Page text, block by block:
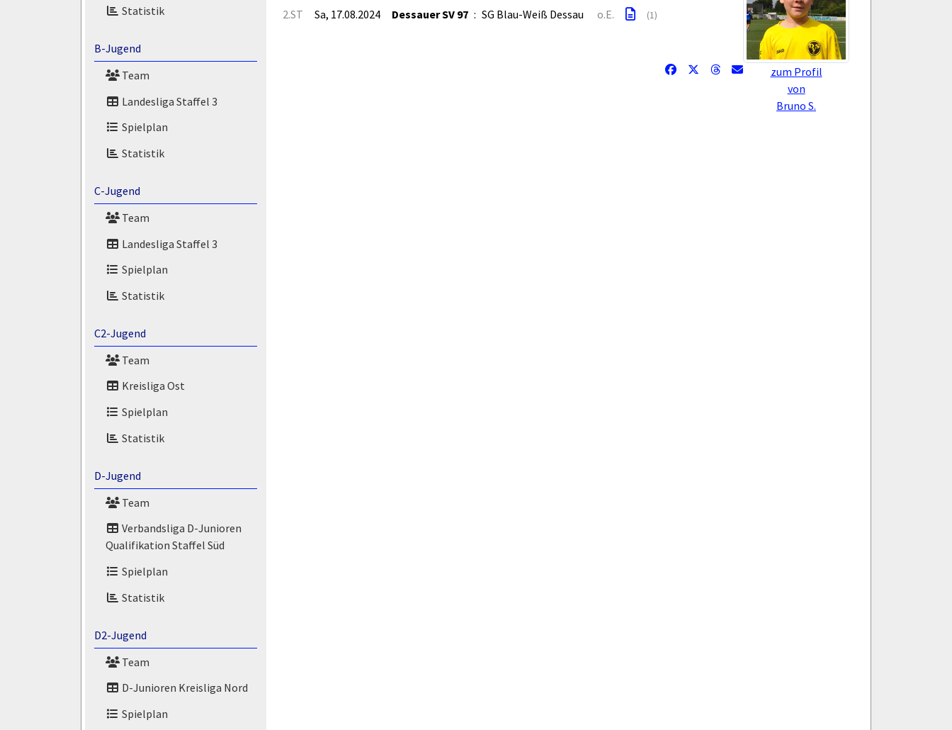
Statistik
B-Jugend
Team
Landesliga Staffel 3
Spielplan
Statistik
C-Jugend
Team
Landesliga Staffel 3
Spielplan
Statistik
C2-Jugend
Team
Kreisliga Ost
Spielplan
Statistik
D-Jugend
Team
Verbandsliga D-Junioren
Qualifikation Staffel Süd
Spielplan
Statistik
D2-Jugend
Team
D-Junioren Kreisliga Nord
Spielplan
zum Profil
von
Bruno S.
2.ST Sa, 17.08.2024 Dessauer SV 97 : SG Blau-Weiß Dessau o.E. (1)